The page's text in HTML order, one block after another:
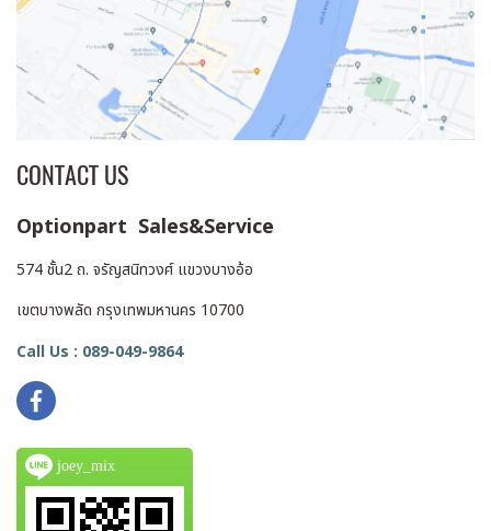
CONTACT US
Optionpart Sales&Service
574 ชั้น2 ถ. จรัญสนิทวงศ์ แขวงบางอ้อ
เขตบางพลัด กรุงเทพมหานคร 10700
Call Us : 089-049-9864
joey_mix